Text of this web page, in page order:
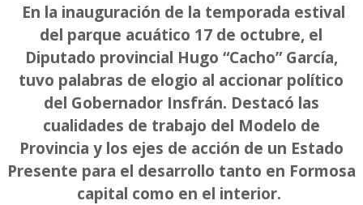
En la inauguración de la temporada estival
del parque acuático 17 de octubre, el
Diputado provincial Hugo “Cacho” García,
tuvo palabras de elogio al accionar político
del Gobernador Insfrán. Destacó las
cualidades de trabajo del Modelo de
Provincia y los ejes de acción de un Estado
Presente para el desarrollo tanto en Formosa
capital como en el interior.